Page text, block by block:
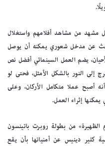
مشهد من مشاهد أفلامهم واستغلال
عن مدخل شعوري يمكنه أن يوصل
يضم العمل السينمائي أفضل نص
إلى النور بالشكل الأمثل، فحتى لو
أصبح عملا متكامل الأركان، وعلى
إثراء العمل.
من بطولة روبرت باتينسون
كلير دينيس عن أمنياتها بأن يقع